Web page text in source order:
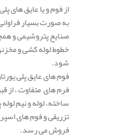
از فوم و یا عایق های
به صورت بسیار
صنایع پتروشیمی و
خطوط لوله کشی و
شود.
فوم های عایق پلی
فرم های متفاوت ، از
ساخته، لوله و نیم
تزریقی و فوم های
فروش می رسد.